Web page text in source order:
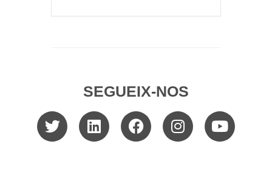
SEGUEIX-NOS